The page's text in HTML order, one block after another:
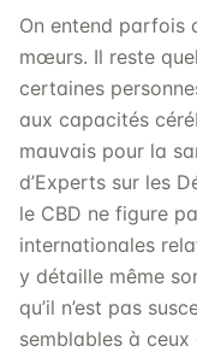
On entend parfois
mœurs. Il reste
certaines
aux capacités
mauvais pour la
d’Experts sur les
le CBD ne figure
internationales
y détaille même
qu’il n’est pas
semblables à